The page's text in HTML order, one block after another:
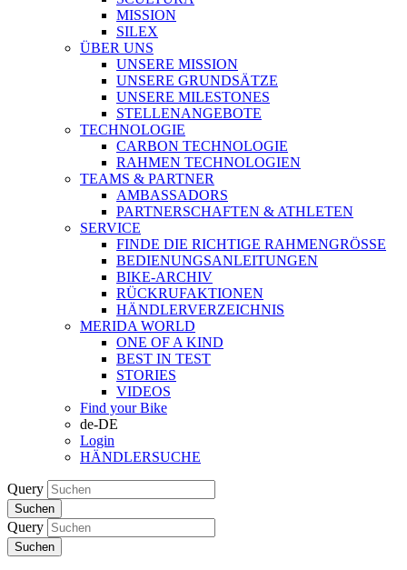
MISSION
SILEX
ÜBER UNS
UNSERE MISSION
UNSERE GRUNDSÄTZE
UNSERE MILESTONES
STELLENANGEBOTE
TECHNOLOGIE
CARBON TECHNOLOGIE
RAHMEN TECHNOLOGIEN
TEAMS & PARTNER
AMBASSADORS
PARTNERSCHAFTEN & ATHLETEN
SERVICE
FINDE DIE RICHTIGE RAHMENGRÖSSE
BEDIENUNGSANLEITUNGEN
BIKE-ARCHIV
RÜCKRUFAKTIONEN
HÄNDLERVERZEICHNIS
MERIDA WORLD
ONE OF A KIND
BEST IN TEST
STORIES
VIDEOS
Find your Bike
de-DE
Login
HÄNDLERSUCHE
Query
Suchen
Query
Suchen